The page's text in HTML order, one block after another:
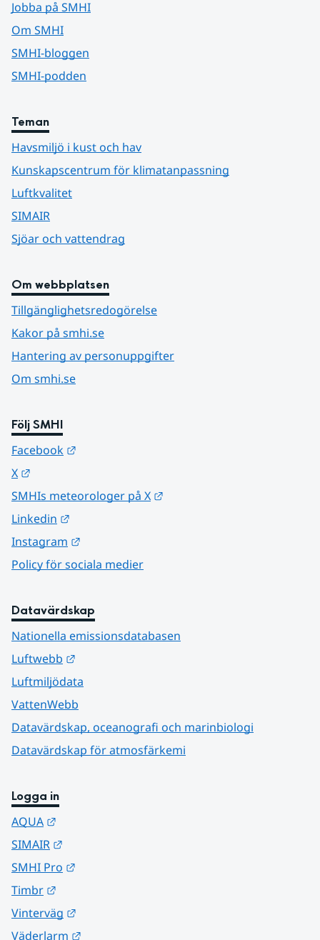
Jobba på SMHI
Om SMHI
SMHI-bloggen
SMHI-podden
Teman
Havsmiljö i kust och hav
Kunskapscentrum för klimatanpassning
Luftkvalitet
SIMAIR
Sjöar och vattendrag
Om webbplatsen
Tillgänglighetsredogörelse
Kakor på smhi.se
Hantering av personuppgifter
Om smhi.se
Följ SMHI
Facebook
X
SMHIs meteorologer på X
Linkedin
Instagram
Policy för sociala medier
Datavärdskap
Nationella emissionsdatabasen
Luftwebb
Luftmiljödata
VattenWebb
Datavärdskap, oceanografi och marinbiologi
Datavärdskap för atmosfärkemi
Logga in
AQUA
SIMAIR
SMHI Pro
Timbr
Vinterväg
Väderlarm